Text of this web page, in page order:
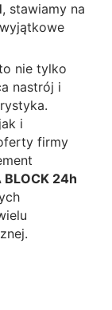
, stawiamy na
nie tylko
nastrój i
i
firmy
BLOCK 24h